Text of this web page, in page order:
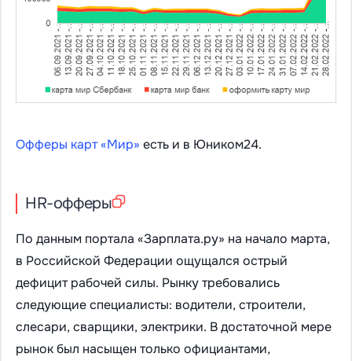
Офферы карт «Мир» есть и в Юником24.
HR-офферы
По данным портала «Зарплата.ру» на начало марта,
в Российской Федерации ощущался острый
дефицит рабочей силы. Рынку требовались
следующие специалисты: водители, строители,
слесари, сварщики, электрики. В достаточной мере
рынок был насыщен только официантами,